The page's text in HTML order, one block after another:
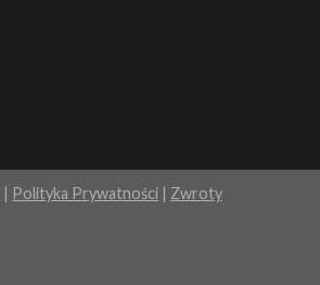
| Polityka Prywatności | Zwroty